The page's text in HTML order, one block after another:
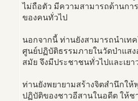
ไม่ถือตัว มีความสามารถด้านกา
ของคนทั่วไป
นอกจากนี้ ท่านยังสามารถนำเท
ศูนย์ปฏิบัติธรรมภายในวัดป่าแส
สมัย จึงมีประชาชนทั่วไปและเย
ท่านยังพยายามสร้างจิตสำนึกใ
ปฏิบัติของชาวอีสานในอดีต ให้ช